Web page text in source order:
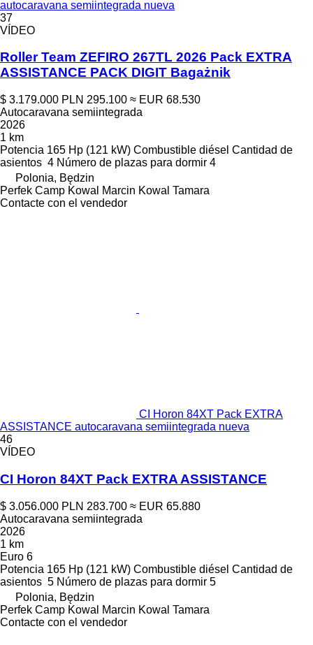
autocaravana semiintegrada nueva
37
VÍDEO
Roller Team ZEFIRO 267TL 2026 Pack EXTRA
ASSISTANCE PACK DIGIT Bagażnik
$ 3.179.000 PLN 295.100 ≈ EUR 68.530
Autocaravana semiintegrada
2026
1 km
Potencia 165 Hp (121 kW) Combustible diésel Cantidad de
asientos 4 Número de plazas para dormir 4
Polonia, Będzin
Perfek Camp Kowal Marcin Kowal Tamara
Contacte con el vendedor
CI Horon 84XT Pack EXTRA
ASSISTANCE autocaravana semiintegrada nueva
46
VÍDEO
CI Horon 84XT Pack EXTRA ASSISTANCE
$ 3.056.000 PLN 283.700 ≈ EUR 65.880
Autocaravana semiintegrada
2026
1 km
Euro 6
Potencia 165 Hp (121 kW) Combustible diésel Cantidad de
asientos 5 Número de plazas para dormir 5
Polonia, Będzin
Perfek Camp Kowal Marcin Kowal Tamara
Contacte con el vendedor